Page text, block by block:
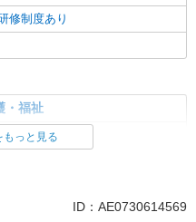
修制度あり
・福祉
もっと見る
ID：AE0730614569